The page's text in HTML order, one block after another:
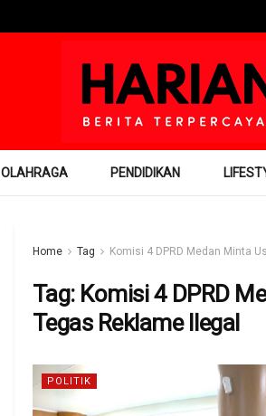
OLAHRAGA PENDIDIKAN
Home Tag Komisi 4 DPRD Medan Minta
Tag: Komisi 4 DPRD
Tegas Reklame Ilegal
POLITIK